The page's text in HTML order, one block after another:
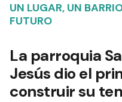
UN LUGAR, UN
FUTURO
La parroquia
Jesús dio el
construir su